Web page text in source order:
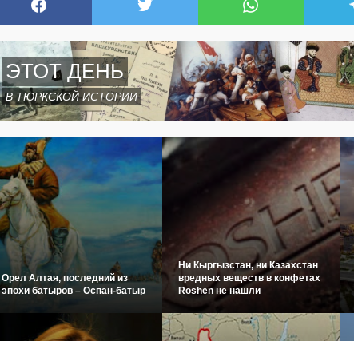
ЭТОТ ДЕНЬ
В ТЮРКСКОЙ ИСТОРИИ
Орел Алтая, последний из
эпохи батыров – Оспан-батыр
Ни Кыргызстан, ни Казахстан
вредных веществ в конфетах
Roshen не нашли